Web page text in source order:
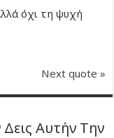
όχι τη ψυχή
Next quote »
Αυτήν Την